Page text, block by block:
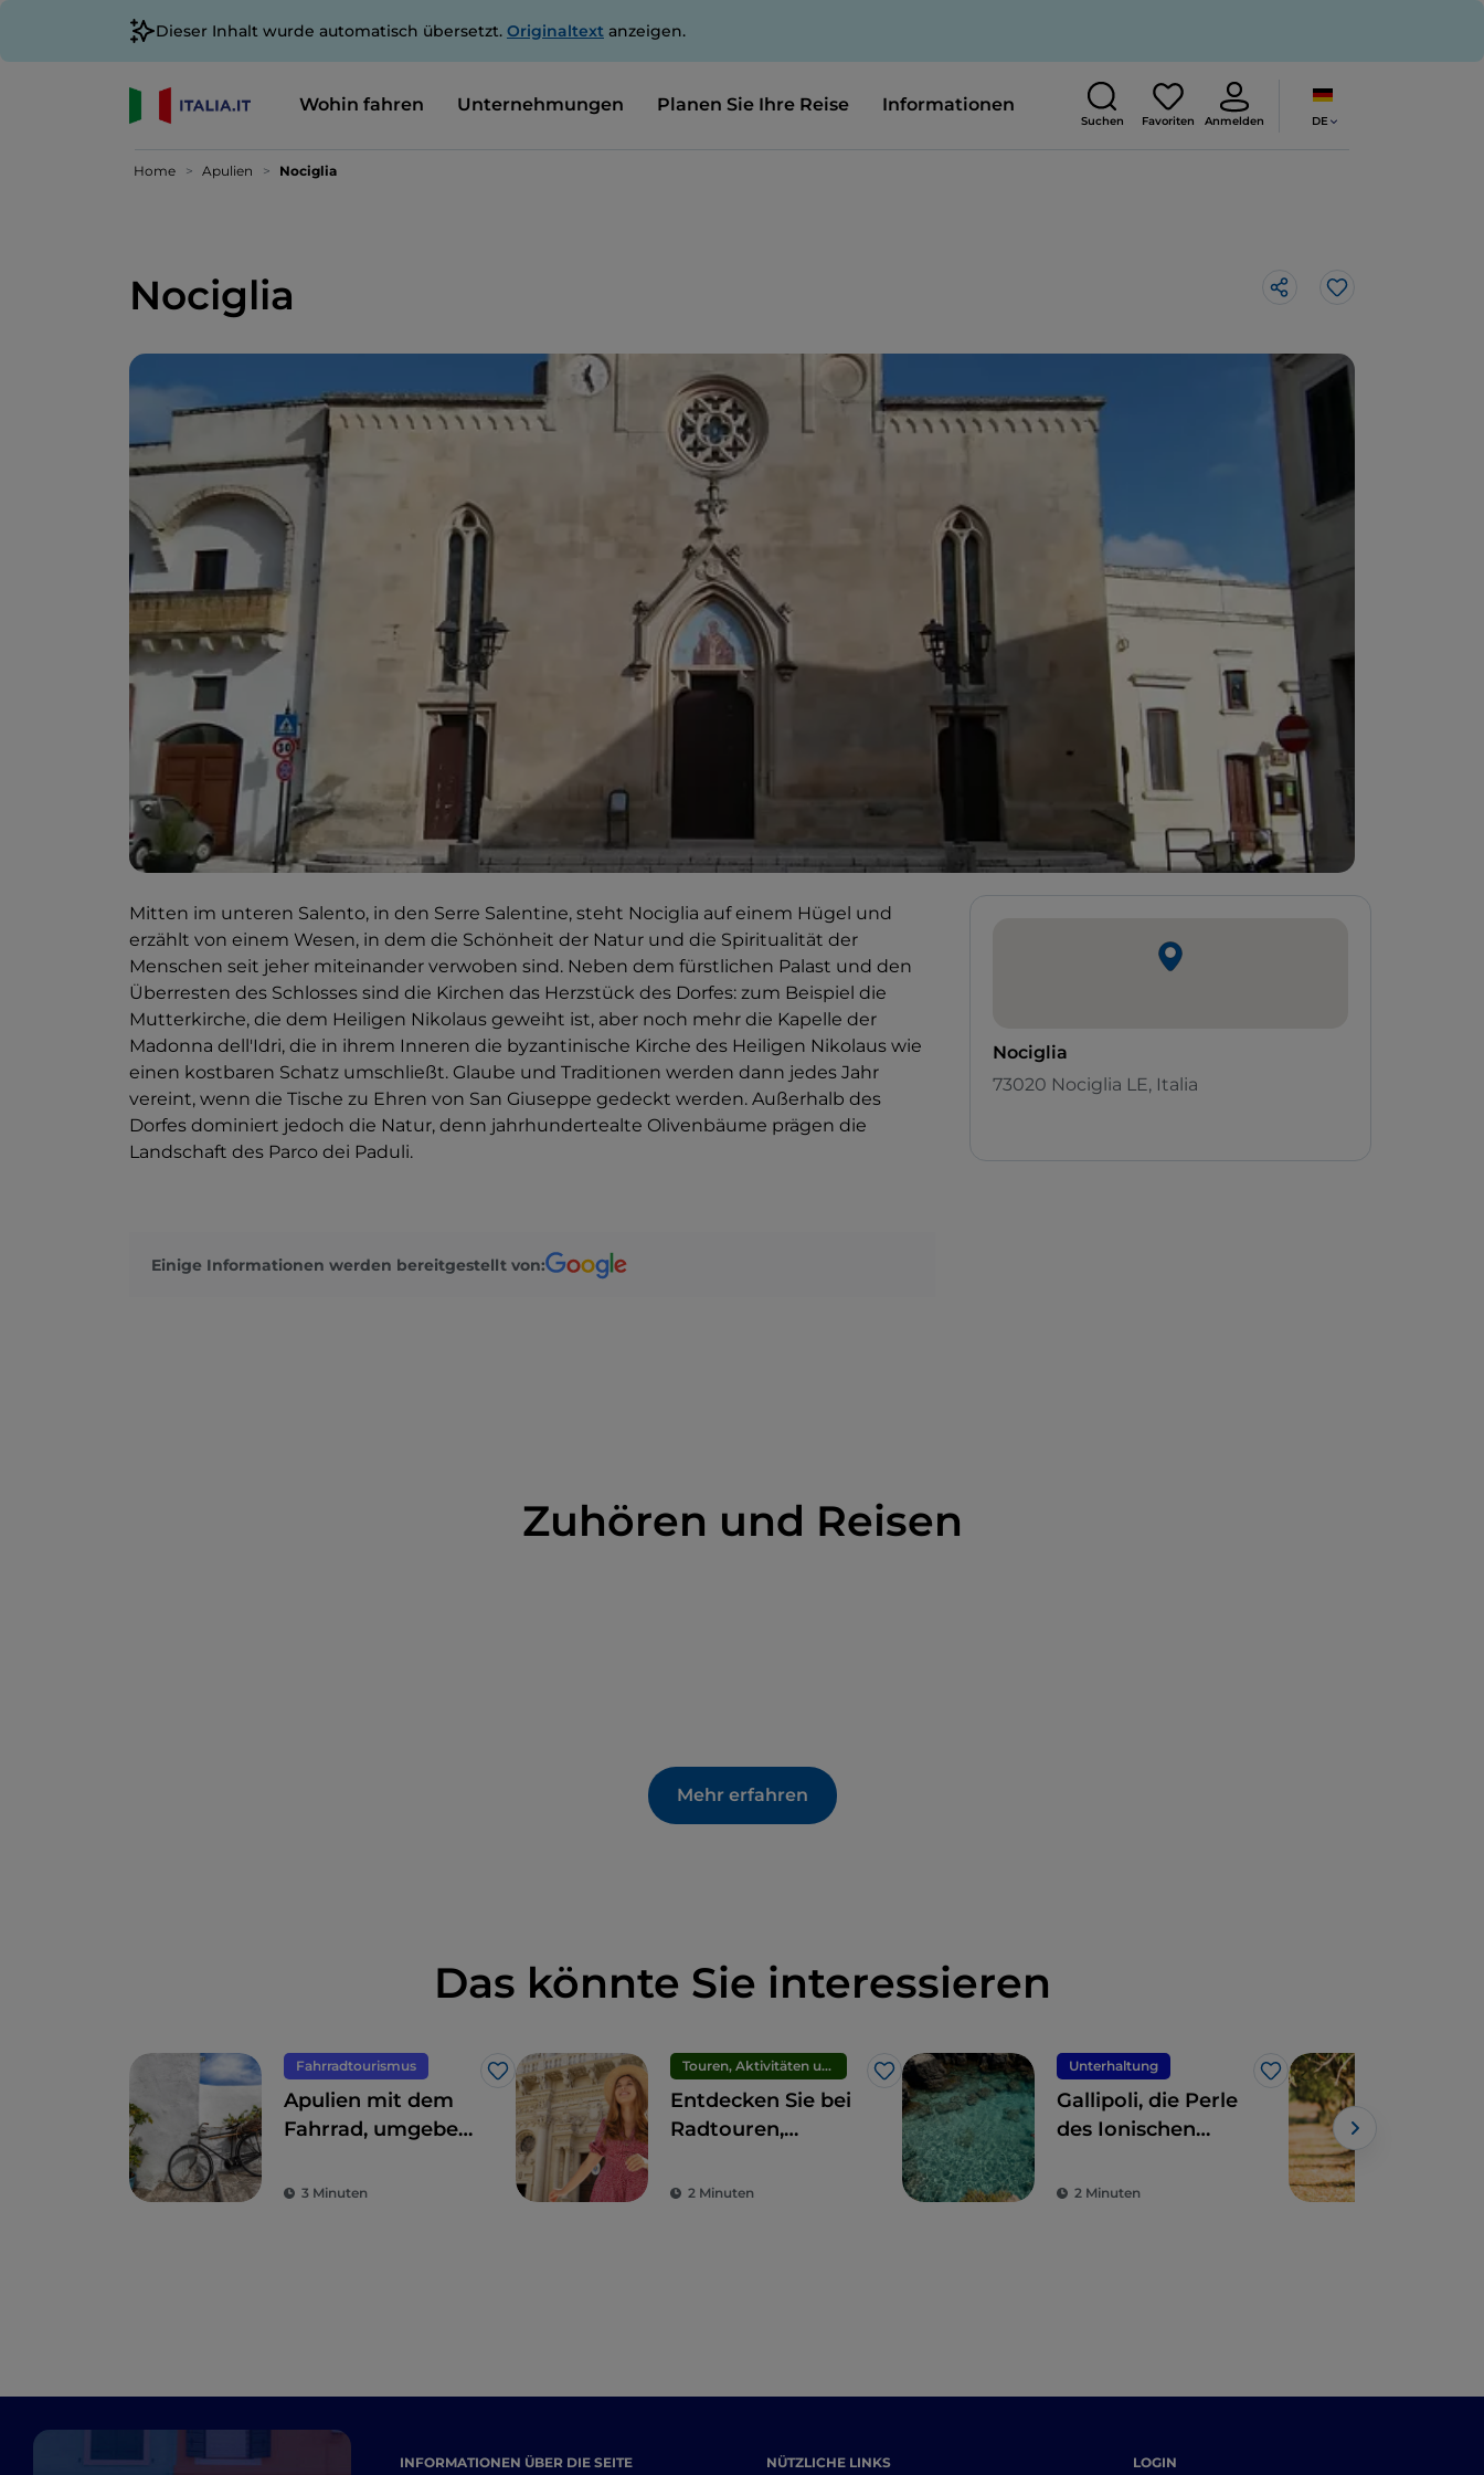
Dieser Inhalt wurde automatisch übersetzt. Originaltext anzeigen.
Wohin fahren Unternehmungen Planen Sie Ihre Reise Informationen
Suchen Favoriten Anmelden DE
Home Apulien Nociglia
Nociglia Like
Mitten im unteren Salento, in den Serre Salentine, steht Nociglia auf einem Hügel und
erzählt von einem Wesen, in dem die Schönheit der Natur und die Spiritualität der
Menschen seit jeher miteinander verwoben sind. Neben dem fürstlichen Palast und den
Überresten des Schlosses sind die Kirchen das Herzstück des Dorfes: zum Beispiel die
Mutterkirche, die dem Heiligen Nikolaus geweiht ist, aber noch mehr die Kapelle der
Madonna dell'Idri, die in ihrem Inneren die byzantinische Kirche des Heiligen Nikolaus wie
einen kostbaren Schatz umschließt. Glaube und Traditionen werden dann jedes Jahr
vereint, wenn die Tische zu Ehren von San Giuseppe gedeckt werden. Außerhalb des
Dorfes dominiert jedoch die Natur, denn jahrhundertealte Olivenbäume prägen die
Landschaft des Parco dei Paduli.
Einige Informationen werden bereitgestellt von:
Nociglia
73020 Nociglia LE, Italia
Zuhören und Reisen
Mehr erfahren
Das könnte Sie interessieren
Fahrradtourismus
Like
Apulien mit dem
Fahrrad, umgeben
Olivenbäumen und
3 Minuten
Touren, Aktivitäten und Erlebnisse
Like
Entdecken Sie bei
Radtouren,
Mittagessen zu
2 Minuten
Unterhaltung
Like
Gallipoli, die Perle
des Ionischen
2 Minuten
INFORMATIONEN ÜBER DIE SEITE NÜTZLICHE LINKS LOGIN